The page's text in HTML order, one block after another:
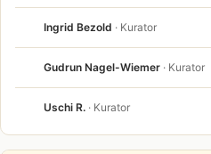
Ingrid Bezold · Kurator
Gudrun Nagel-Wiemer · Kurator
Uschi R. · Kurator